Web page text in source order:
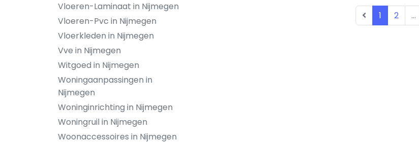
Vloeren-Laminaat in Nijmegen
Vloeren-Pvc in Nijmegen
Vloerkleden in Nijmegen
Vve in Nijmegen
Witgoed in Nijmegen
Woningaanpassingen in
Nijmegen
Woninginrichting in Nijmegen
Woningruil in Nijmegen
Woonaccessoires in Nijmegen
1 2 ...